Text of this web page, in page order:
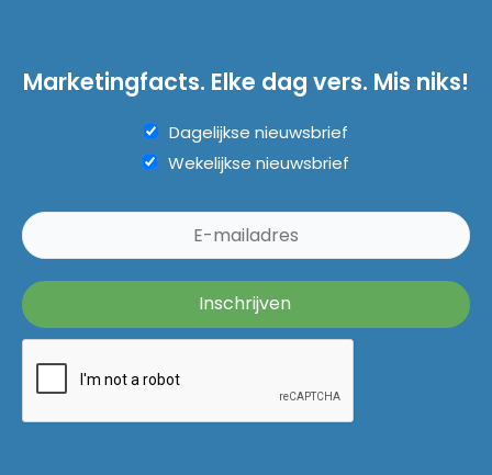
Marketingfacts. Elke dag vers. Mis niks!
Dagelijkse nieuwsbrief
Wekelijkse nieuwsbrief